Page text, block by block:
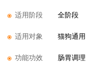
适用阶段 全阶段
适用对象 猫狗通用
功能功效 肠胃调理